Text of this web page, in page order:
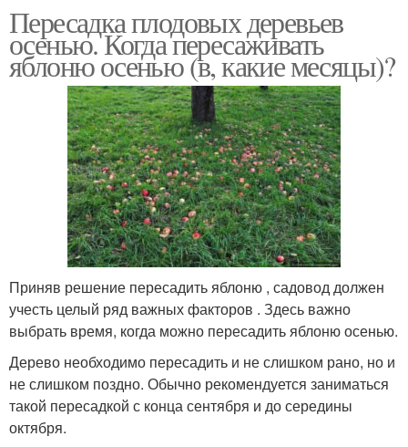
Пересадка плодовых деревьев
осенью. Когда пересаживать
яблоню осенью (в, какие месяцы)?
Приняв решение пересадить яблоню , садовод должен
учесть целый ряд важных факторов . Здесь важно
выбрать время, когда можно пересадить яблоню осенью.
Дерево необходимо пересадить и не слишком рано, но и
не слишком поздно. Обычно рекомендуется заниматься
такой пересадкой с конца сентября и до середины
октября.